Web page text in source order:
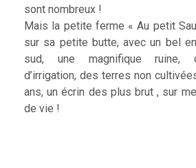
sont nombreux !
Mais la petite ferme « Au petit
sur sa petite butte, avec un bel
sud, une magnifique ruine,
d’irrigation, des terres non
ans, un écrin des plus brut , sur
de vie !